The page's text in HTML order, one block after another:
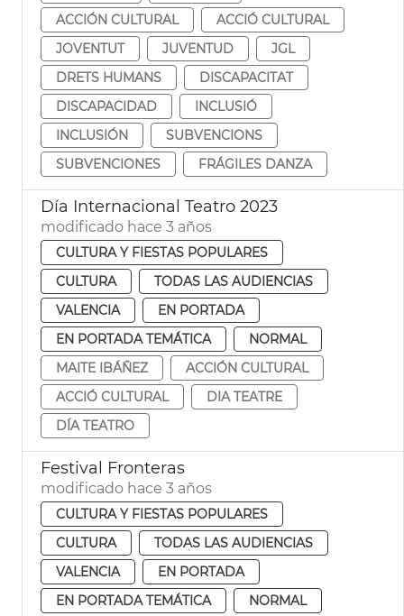
ACCIÓN CULTURAL
ACCIÓ CULTURAL
JOVENTUT
JUVENTUD
JGL
DRETS HUMANS
DISCAPACITAT
DISCAPACIDAD
INCLUSIÓ
INCLUSIÓN
SUBVENCIONS
SUBVENCIONES
FRÁGILES DANZA
Día Internacional Teatro 2023
modificado hace 3 años
CULTURA Y FIESTAS POPULARES
CULTURA
TODAS LAS AUDIENCIAS
VALENCIA
EN PORTADA
EN PORTADA TEMÁTICA
NORMAL
MAITE IBÁÑEZ
ACCIÓN CULTURAL
ACCIÓ CULTURAL
DIA TEATRE
DÍA TEATRO
Festival Fronteras
modificado hace 3 años
CULTURA Y FIESTAS POPULARES
CULTURA
TODAS LAS AUDIENCIAS
VALENCIA
EN PORTADA
EN PORTADA TEMÁTICA
NORMAL